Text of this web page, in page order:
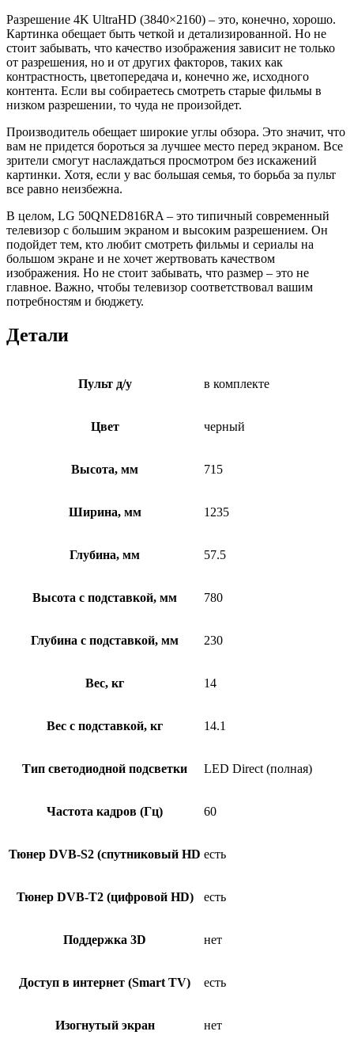
Разрешение 4K UltraHD (3840×2160) – это, конечно, хорошо.
Картинка обещает быть четкой и детализированной. Но не
стоит забывать, что качество изображения зависит не только
от разрешения, но и от других факторов, таких как
контрастность, цветопередача и, конечно же, исходного
контента. Если вы собираетесь смотреть старые фильмы в
низком разрешении, то чуда не произойдет.
Производитель обещает широкие углы обзора. Это значит, что
вам не придется бороться за лучшее место перед экраном. Все
зрители смогут наслаждаться просмотром без искажений
картинки. Хотя, если у вас большая семья, то борьба за пульт
все равно неизбежна.
В целом, LG 50QNED816RA – это типичный современный
телевизор с большим экраном и высоким разрешением. Он
подойдет тем, кто любит смотреть фильмы и сериалы на
большом экране и не хочет жертвовать качеством
изображения. Но не стоит забывать, что размер – это не
главное. Важно, чтобы телевизор соответствовал вашим
потребностям и бюджету.
Детали
Пульт д/у в комплекте
Цвет черный
Высота, мм 715
Ширина, мм 1235
Глубина, мм 57.5
Высота с подставкой, мм 780
Глубина с подставкой, мм 230
Вес, кг 14
Вес с подставкой, кг 14.1
Тип светодиодной подсветки LED Direct (полная)
Частота кадров (Гц) 60
Тюнер DVB-S2 (спутниковый HD есть
Тюнер DVB-T2 (цифровой HD) есть
Поддержка 3D нет
Доступ в интернет (Smart TV) есть
Изогнутый экран нет